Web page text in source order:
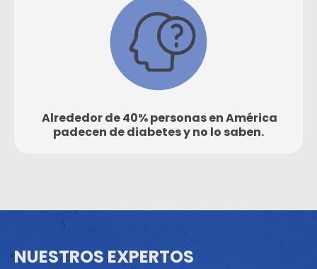
Alrededor de 40% personas en América
padecen de diabetes y no lo saben.
NUESTROS EXPERTOS